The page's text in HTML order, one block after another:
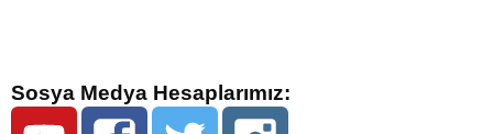
Sosya Medya Hesaplarımız: